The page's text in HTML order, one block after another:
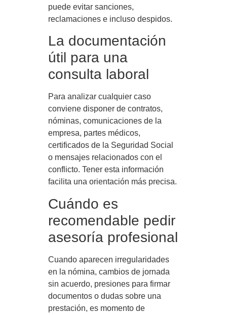
puede evitar sanciones,
reclamaciones e incluso despidos.
La documentación
útil para una
consulta laboral
Para analizar cualquier caso
conviene disponer de contratos,
nóminas, comunicaciones de la
empresa, partes médicos,
certificados de la Seguridad Social
o mensajes relacionados con el
conflicto. Tener esta información
facilita una orientación más precisa.
Cuándo es
recomendable pedir
asesoría profesional
Cuando aparecen irregularidades
en la nómina, cambios de jornada
sin acuerdo, presiones para firmar
documentos o dudas sobre una
prestación, es momento de